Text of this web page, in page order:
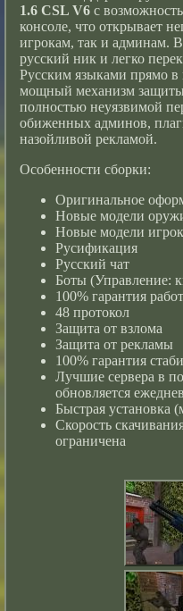
1.6 CSL V6 с
консоле, что открывает
игрокам, так и админам.
русский ник и легко
Русским языками прямо
мощный механизм защиты
полностью неуязвимой
обиженных админов,
назойливой рекламой.
Особенности сборки:
Оригинальное
Новые модели
Новые модели
Русификация
Русский чат
Боты (Управление:
100% гарантия
48 протокол
Защита от взлома
Защита от рекламы
100% гарантия
Лучшие сервера в
обновляется
Быстрая установка
Скорость
ограничена